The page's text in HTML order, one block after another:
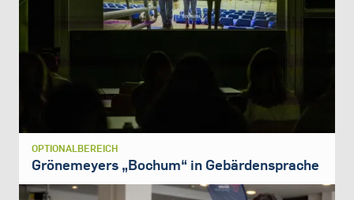
OPTIONALBEREICH
Grönemeyers „Bochum“ in Gebärdensprache